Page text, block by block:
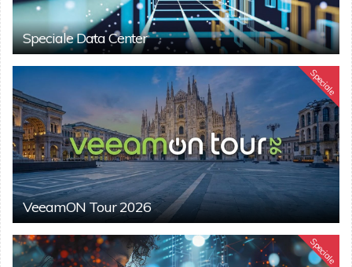
Speciale Data Center
Speciale
VeeamON Tour 2026
Speciale